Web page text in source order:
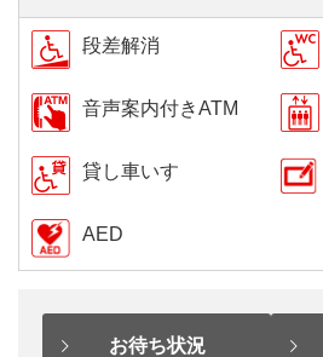
段差解消
音声案内付きATM
貸し車いす
AED
お待ち状況